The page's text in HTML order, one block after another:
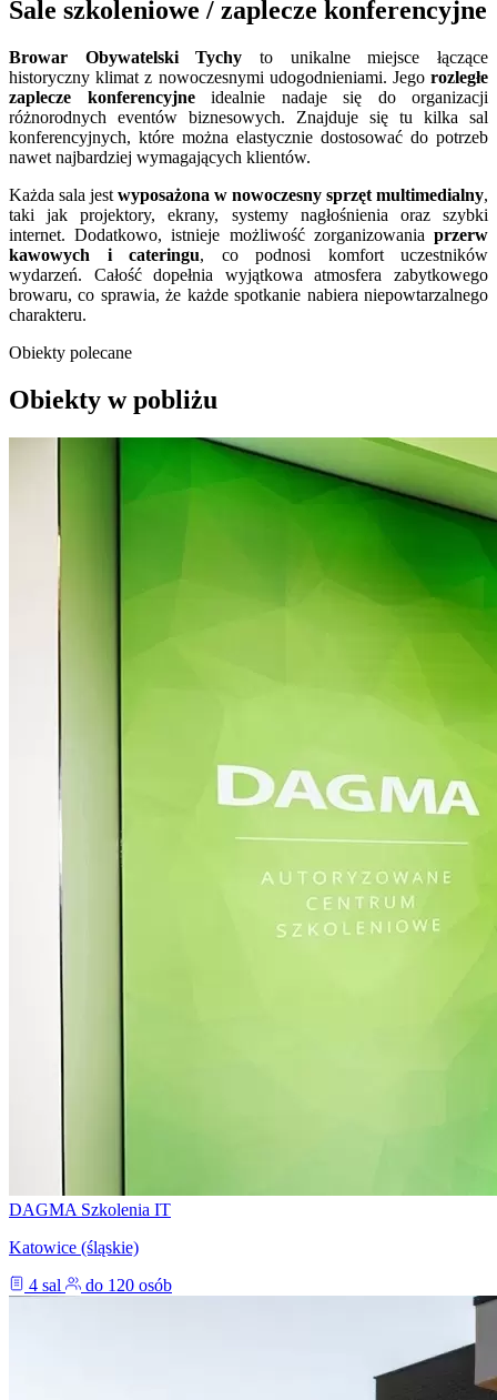
Sale szkoleniowe / zaplecze konferencyjne
Browar Obywatelski Tychy to unikalne miejsce łączące
historyczny klimat z nowoczesnymi udogodnieniami. Jego rozległe
zaplecze konferencyjneidealnie nadaje się do organizacji
różnorodnych eventów biznesowych. Znajduje się tu kilka sal
konferencyjnych, które można elastycznie dostosować do potrzeb
nawet najbardziej wymagających klientów.
Każda sala jest wyposażona w nowoczesny sprzęt multimedialny,
taki jak projektory, ekrany, systemy nagłośnienia oraz szybki
internet. Dodatkowo, istnieje możliwość zorganizowania przerw
kawowych i cateringu, co podnosi komfort uczestników
wydarzeń. Całość dopełnia wyjątkowa atmosfera zabytkowego
browaru, co sprawia, że każde spotkanie nabiera niepowtarzalnego
charakteru.
Obiekty polecane
Obiekty w pobliżu
DAGMA Szkolenia IT
Katowice (śląskie)
4 sal
do 120 osób